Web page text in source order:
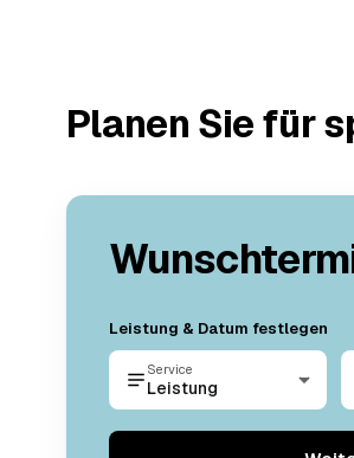
Planen Sie für
Leistung & Datum festlegen
Service
Leistung